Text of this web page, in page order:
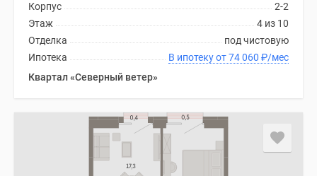
2-2
Корпус
4 из 10
Этаж
под чистовую
Отделка
В ипотеку от 74 060 ₽/мес
Ипотека
Квартал «Северный ветер»